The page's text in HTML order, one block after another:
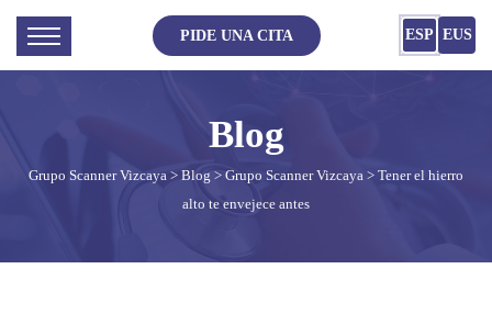
PIDE UNA CITA ESP EUS
Grupo Scanner Vizcaya > Blog > Grupo Scanner Vizcaya > Tener el hierro
alto te envejece antes